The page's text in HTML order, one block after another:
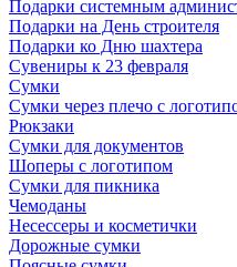
Подарки системным
Подарки на День строителя
Подарки ко Дню шахтера
Сувениры к 23 февраля
Сумки
Сумки через плечо с
Рюкзаки
Сумки для документов
Шоперы с логотипом
Сумки для пикника
Чемоданы
Несессеры и косметички
Дорожные сумки